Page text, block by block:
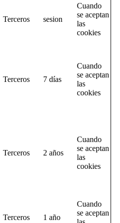
Terceros sesion
Cuando
se aceptan
las
cookies
Terceros 7 días
Cuando
se aceptan
las
cookies
Terceros 2 años
Cuando
se aceptan
las
cookies
Terceros 1 año
Cuando
se aceptan